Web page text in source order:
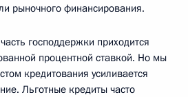
рыночного финансирования.
господдержки приходится
процентной ставкой. Но мы
кредитования усиливается
Льготные кредиты часто